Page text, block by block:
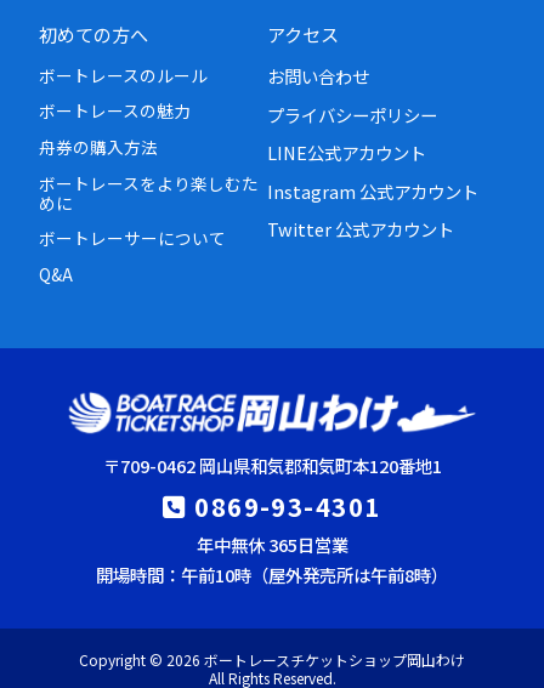
初めての方へ
ボートレースのルール
ボートレースの魅力
舟券の購入方法
ボートレースをより楽しむた
めに
ボートレーサーについて
Q&A
アクセス
お問い合わせ
プライバシーポリシー
LINE公式アカウント
Instagram 公式アカウント
Twitter 公式アカウント
〒709-0462 岡山県和気郡和気町本120番地1
0869-93-4301
年中無休 365日営業
開場時間：午前10時（屋外発売所は午前8時）
Copyright © 2026 ボートレースチケットショップ岡山わけ
All Rights Reserved.